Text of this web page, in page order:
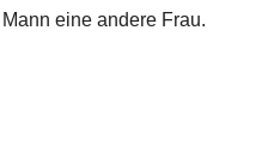
eine andere Frau.